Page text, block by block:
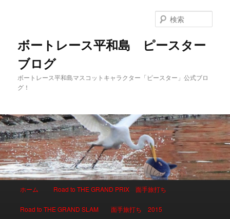
ボートレース平和島 ピースター
ブログ
ボートレース平和島マスコットキャラクター「ピースター」公式ブロ
グ！
索
メインコンテンツへ移動
サブコンテンツへ移動
ホーム Road to THE GRAND PRIX 面手旅打ち
Road to THE GRAND SLAM 面手旅打ち 2015